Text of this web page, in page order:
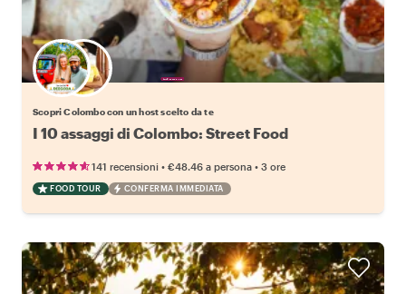
Scegli il tuo local preferito
Scopri Colombo con un host scelto da te
I 10 assaggi di Colombo: Street Food
141 recensioni • €48.46 a persona • 3 ore
FOOD TOUR CONFERMA IMMEDIATA